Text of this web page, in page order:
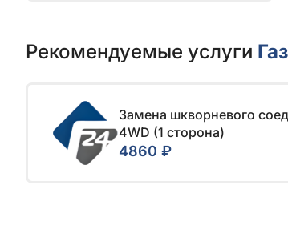
Рекомендуемые услуги
Замена шкворневого
4WD (1 сторона)
4860 ₽